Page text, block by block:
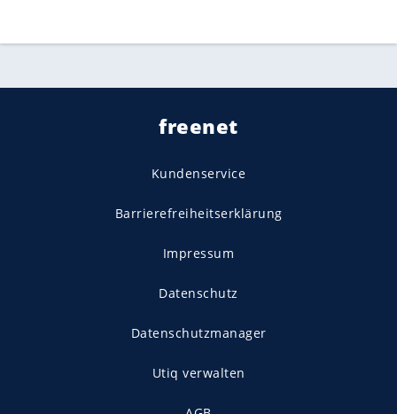
freenet
Kundenservice
Barrierefreiheitserklärung
Impressum
Datenschutz
Datenschutzmanager
Utiq verwalten